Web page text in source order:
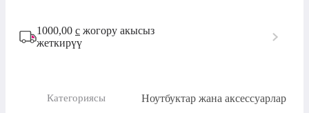
1000,00 с жогору акысыз
жеткирүү
Категориясы Ноутбуктар жана аксессуарлар